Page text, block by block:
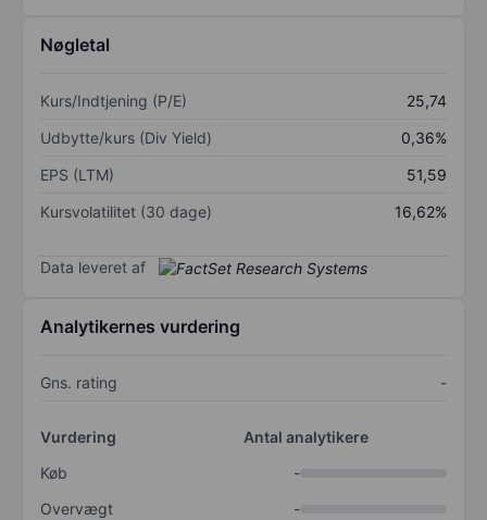
Nøgletal
Kurs/Indtjening (P/E)
25,74
Udbytte/kurs (Div Yield)
0,36%
EPS (LTM)
51,59
Kursvolatilitet (30 dage)
16,62%
Data leveret af
Analytikernes vurdering
Gns. rating -
Vurdering
Antal analytikere
Køb
-
Overvægt
-